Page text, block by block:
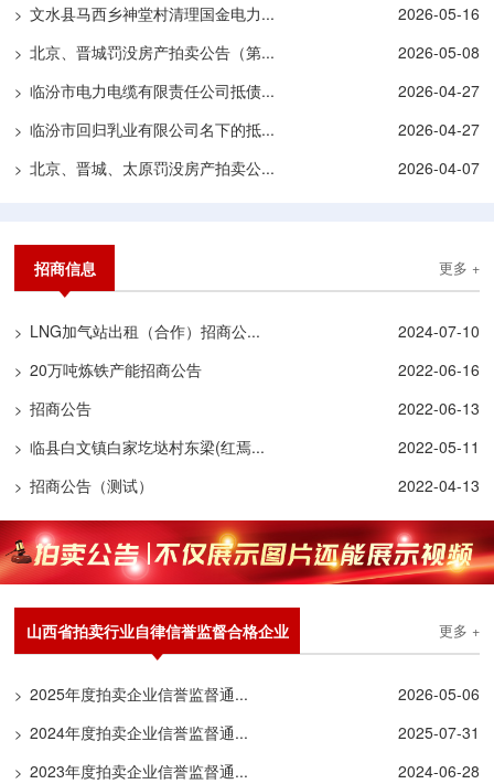
> 文水县马西乡神堂村清理国金电力... 2026-05-16
> 北京、晋城罚没房产拍卖公告（第... 2026-05-08
> 临汾市电力电缆有限责任公司抵债... 2026-04-27
> 临汾市回归乳业有限公司名下的抵... 2026-04-27
> 北京、晋城、太原罚没房产拍卖公... 2026-04-07
招商信息 更多 +
> LNG加气站出租（合作）招商公... 2024-07-10
> 20万吨炼铁产能招商公告 2022-06-16
> 招商公告 2022-06-13
> 临县白文镇白家圪垯村东梁(红焉... 2022-05-11
> 招商公告（测试） 2022-04-13
山西省拍卖行业自律信誉监督合格企业 更多 +
> 2025年度拍卖企业信誉监督通... 2026-05-06
> 2024年度拍卖企业信誉监督通... 2025-07-31
> 2023年度拍卖企业信誉监督通... 2024-06-28